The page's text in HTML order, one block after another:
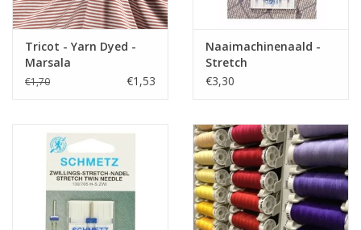
Samenstelling 80%CO/15%PL/5%EA
Gewicht
180 gr/m
Toepassing
t shirts, jurk, broek, tops,...
Tricot - Yarn Dyed -
Marsala
€1,70 €1,53
Naaimachinenaald -
Stretch
€3,30